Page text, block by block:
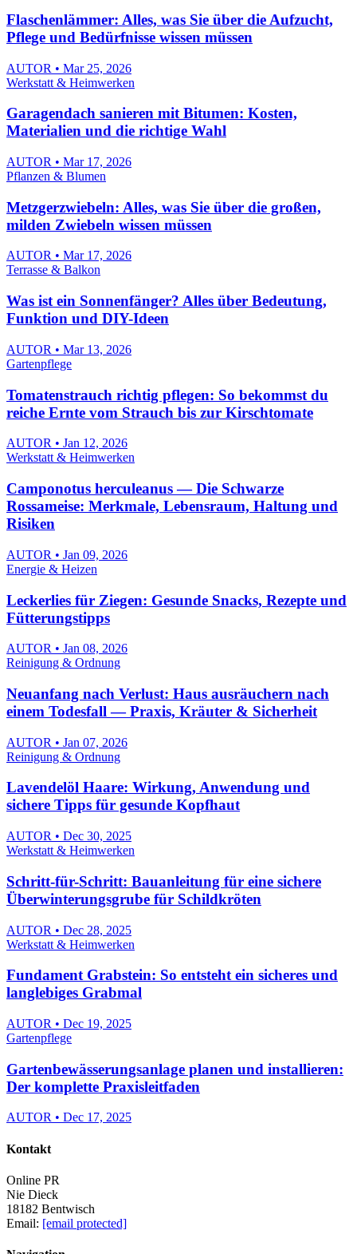
Flaschenlämmer: Alles, was Sie über die Aufzucht,
Pflege und Bedürfnisse wissen müssen
AUTOR • Mar 25, 2026
Werkstatt & Heimwerken
Garagendach sanieren mit Bitumen: Kosten,
Materialien und die richtige Wahl
AUTOR • Mar 17, 2026
Pflanzen & Blumen
Metzgerzwiebeln: Alles, was Sie über die großen,
milden Zwiebeln wissen müssen
AUTOR • Mar 17, 2026
Terrasse & Balkon
Was ist ein Sonnenfänger? Alles über Bedeutung,
Funktion und DIY-Ideen
AUTOR • Mar 13, 2026
Gartenpflege
Tomatenstrauch richtig pflegen: So bekommst du
reiche Ernte vom Strauch bis zur Kirschtomate
AUTOR • Jan 12, 2026
Werkstatt & Heimwerken
Camponotus herculeanus — Die Schwarze
Rossameise: Merkmale, Lebensraum, Haltung und
Risiken
AUTOR • Jan 09, 2026
Energie & Heizen
Leckerlies für Ziegen: Gesunde Snacks, Rezepte und
Fütterungstipps
AUTOR • Jan 08, 2026
Reinigung & Ordnung
Neuanfang nach Verlust: Haus ausräuchern nach
einem Todesfall — Praxis, Kräuter & Sicherheit
AUTOR • Jan 07, 2026
Reinigung & Ordnung
Lavendelöl Haare: Wirkung, Anwendung und
sichere Tipps für gesunde Kopfhaut
AUTOR • Dec 30, 2025
Werkstatt & Heimwerken
Schritt-für-Schritt: Bauanleitung für eine sichere
Überwinterungsgrube für Schildkröten
AUTOR • Dec 28, 2025
Werkstatt & Heimwerken
Fundament Grabstein: So entsteht ein sicheres und
langlebiges Grabmal
AUTOR • Dec 19, 2025
Gartenpflege
Gartenbewässerungsanlage planen und installieren:
Der komplette Praxisleitfaden
AUTOR • Dec 17, 2025
Kontakt
Online PR
Nie Dieck
18182 Bentwisch
Email: [email protected]